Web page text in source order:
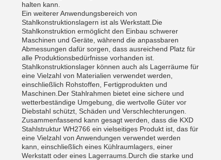
halten kann.
Ein weiterer Anwendungsbereich von
Stahlkonstruktionslagern ist als Werkstatt.Die
Stahlkonstruktion ermöglicht den Einbau schwerer
Maschinen und Geräte, während die anpassbaren
Abmessungen dafür sorgen, dass ausreichend Platz für
alle Produktionsbedürfnisse vorhanden ist.
Stahlkonstruktionslager können auch als Lagerräume für
eine Vielzahl von Materialien verwendet werden,
einschließlich Rohstoffen, Fertigprodukten und
Maschinen.Der Stahlrahmen bietet eine sichere und
wetterbeständige Umgebung, die wertvolle Güter vor
Diebstahl schützt, Schäden und Verschlechterungen.
Zusammenfassend kann gesagt werden, dass die KXD
Stahlstruktur WH2766 ein vielseitiges Produkt ist, das für
eine Vielzahl von Anwendungen verwendet werden
kann, einschließlich eines Kühlraumlagers, einer
Werkstatt oder eines Lagerraums.Durch die starke und